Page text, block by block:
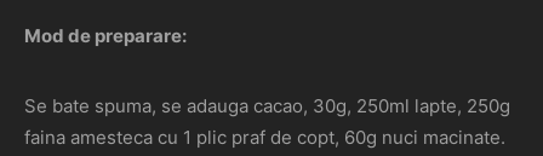
Mod de preparare:
Se bate spuma, se adauga cacao, 30g, 250ml lapte, 250g
faina amesteca cu 1 plic praf de copt, 60g nuci macinate.